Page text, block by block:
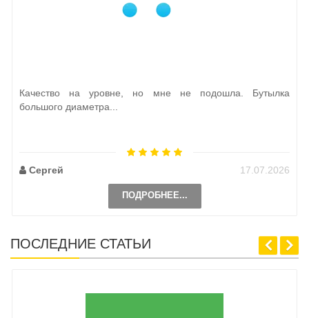
Качество на уровне, но мне не подошла. Бутылка
большого диаметра...
Сергей 17.07.2026
ПОДРОБНЕЕ...
ПОСЛЕДНИЕ СТАТЬИ